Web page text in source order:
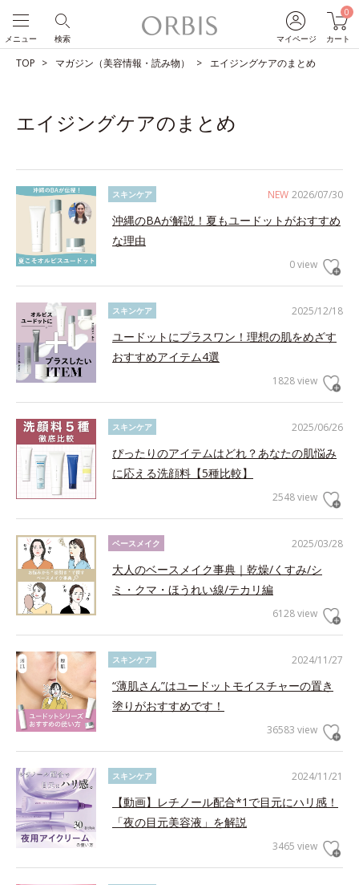
マイページ
0
カート
検索
メニュー
TOP マガジン（美容情報・読み物） エイジングケアのまとめ
エイジングケアのまとめ
NEW 2026/07/30
スキンケア
沖縄のBAが解説！夏もユードットがおすすめ
な理由
0 view
2025/12/18
スキンケア
ユードットにプラスワン！理想の肌をめざす
おすすめアイテム4選
1828 view
2025/06/26
スキンケア
ぴったりのアイテムはどれ？あなたの肌悩み
に応える洗顔料【5種比較】
2548 view
2025/03/28
ベースメイク
大人のベースメイク事典｜乾燥/くすみ/シ
ミ・クマ・ほうれい線/テカリ編
6128 view
2024/11/27
スキンケア
“薄肌さん”はユードットモイスチャーの置き
塗りがおすすめです！
36583 view
2024/11/21
スキンケア
【動画】レチノール配合*1で目元にハリ感！
「夜の目元美容液」を解説
3465 view